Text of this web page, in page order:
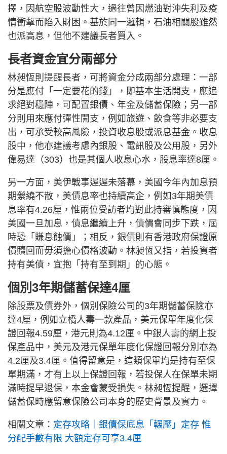
擇，因航空股波動性大，過往曾因燃油對沖失利及疫
情衝擊而陷入財困。基於同一邏輯，石油相關股雖然
也派高息，但他不建議長者買入。
長者資金宜分兩部分
林昶恆則提醒長者，可將資金分成兩部分處理：一部
分是應付「一定要花的錢」，即基本生活開支，應追
求絕對穩陣，可配置銀債、年金及儲蓄保險；另一部
分則用來應付彈性開支，例如旅遊、飲食等非必要支
出，可承受較高風險，投資收息股或派息基金。收息
股中，他亦建議考慮內銀股、電訊股及公用股，另外
偉易達（303）也是其個人收息心水，股息率達8厘。
另一方面，美伊戰事遲遲未落幕，美國今年內加息預
期縈繞不散，美債息率也持續高企，例如3年期美債
息率有4.26厘，惟兩位受訪者均對此持審慎態度，因
美國一旦加息，債息繼續上升，債價會同步下跌，屆
時恐「賺息蝕價」；相反，銀債則有香港政府保證原
價贖回而毋須擔心價格波動。林昶恆又指，若投資者
持有美債，宜抱「持有至到期」的心態。
個別3年期儲蓄保達4厘
除股票及債券外，個別保險公司的3年期儲蓄保險亦
達4厘，例如立橋人壽一款產品，美元保單年度化保
證回報4.59厘，港元則為4.12厘。中銀人壽的網上投
保產品中，美元及港元保單年度化保證回報分別亦為
4.2厘及3.4厘。值得留意是，這類保單均是持有至保
單期滿，才有上以上保證回報，若投保人在保單未期
滿時提早退保，本金會蒙受損失。林昶恆提醒，選擇
儲蓄保時應留意保險公司本身的歷史背景及實力。
相關文章： 定存攻略｜銀債保底息「輾壓」定存 惟
分配手數有限 大額定存可享3.4厘